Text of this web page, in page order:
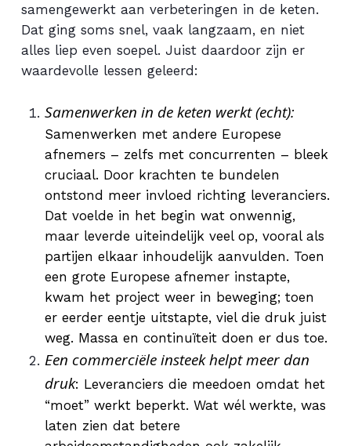
samengewerkt aan verbeteringen in de keten.
Dat ging soms snel, vaak langzaam, en niet
alles liep even soepel. Juist daardoor zijn er
waardevolle lessen geleerd:
Samenwerken in de keten werkt (echt):
Samenwerken met andere Europese
afnemers – zelfs met concurrenten – bleek
cruciaal. Door krachten te bundelen
ontstond meer invloed richting leveranciers.
Dat voelde in het begin wat onwennig,
maar leverde uiteindelijk veel op, vooral als
partijen elkaar inhoudelijk aanvulden. Toen
een grote Europese afnemer instapte,
kwam het project weer in beweging; toen
er eerder eentje uitstapte, viel die druk juist
weg. Massa en continuïteit doen er dus toe.
Een commerciële insteek helpt meer dan
druk: Leveranciers die meedoen omdat het
“moet” werkt beperkt. Wat wél werkte, was
laten zien dat betere